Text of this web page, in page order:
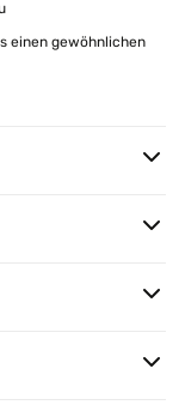
einen gewöhnlichen